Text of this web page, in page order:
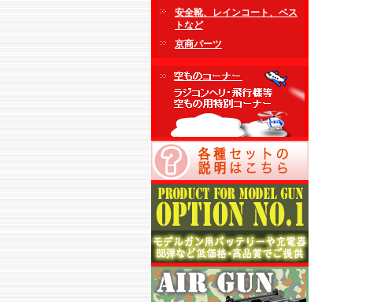
安全靴、レインコート、ベス
トなど
京商パーツ